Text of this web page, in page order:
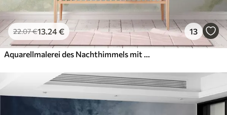
22.07€13 .24€ 13